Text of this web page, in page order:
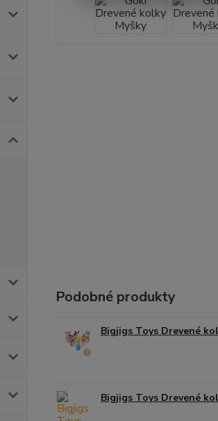
Podobné produkty
Bigjigs Toys Drevené
Bigjigs Toys Drevené